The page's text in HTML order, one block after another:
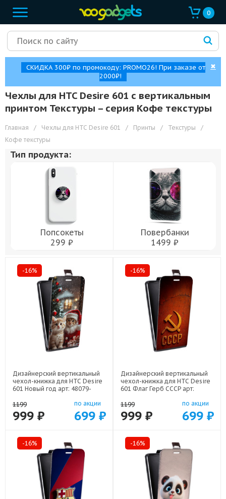
0
СКИДКА 300₽ по промокоду: PROMO26! При заказе от
2000₽!
✖
Чехлы для HTC Desire 601 с вертикальным
принтом Текстуры – cерия Кофе текстуры
Главная / Чехлы для HTC Desire 601 / Принты / Текстуры
/
Кофе текстуры
Тип продукта:
Попсокеты
299 ₽
Повербанки
1499 ₽
-16%
Дизайнерский вертикальный
чехол-книжка для HTC Desire
601 Новый год арт: 48079-
1199
999 ₽
по акции
699 ₽
-16%
Дизайнерский вертикальный
чехол-книжка для HTC Desire
601 Флаг Герб СССР арт:
1199
999 ₽
по акции
699 ₽
-16% -16%